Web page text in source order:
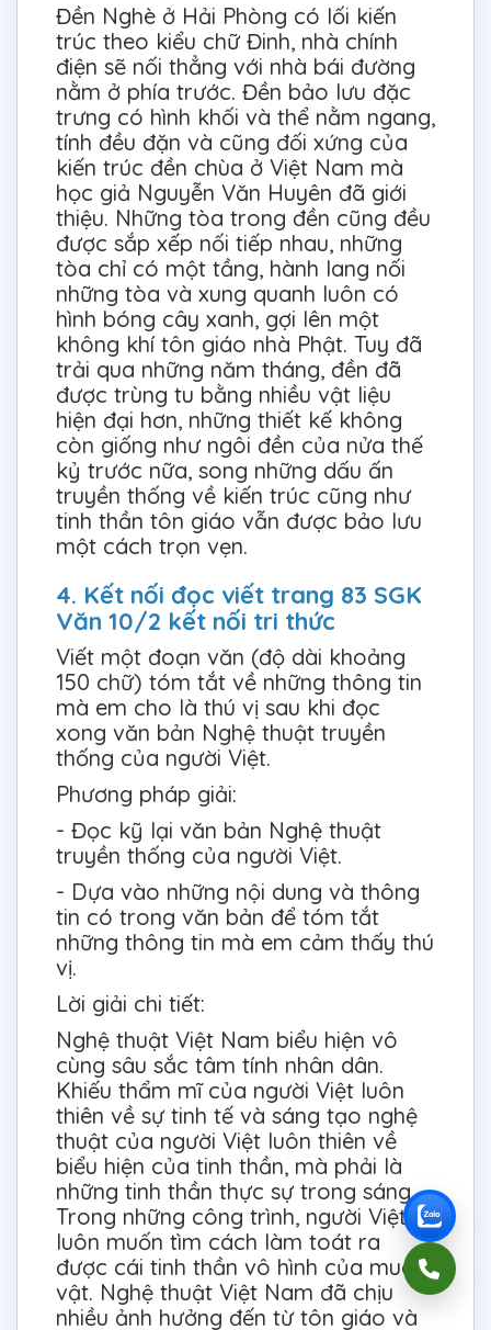
Đền Nghè ở Hải Phòng có lối kiến
trúc theo kiểu chữ Đinh, nhà chính
điện sẽ nối thẳng với nhà bái đường
nằm ở phía trước. Đền bảo lưu đặc
trưng có hình khối và thể nằm ngang,
tính đều đặn và cũng đối xứng của
kiến trúc đền chùa ở Việt Nam mà
học giả Nguyễn Văn Huyên đã giới
thiệu. Những tòa trong đền cũng đều
được sắp xếp nối tiếp nhau, những
tòa chỉ có một tầng, hành lang nối
những tòa và xung quanh luôn có
hình bóng cây xanh, gợi lên một
không khí tôn giáo nhà Phật. Tuy đã
trải qua những năm tháng, đền đã
được trùng tu bằng nhiều vật liệu
hiện đại hơn, những thiết kế không
còn giống như ngôi đền của nửa thế
kỷ trước nữa, song những dấu ấn
truyền thống về kiến trúc cũng như
tinh thần tôn giáo vẫn được bảo lưu
một cách trọn vẹn.
4. Kết nối đọc viết trang 83 SGK
Văn 10/2 kết nối tri thức
Viết một đoạn văn (độ dài khoảng
150 chữ) tóm tắt về những thông tin
mà em cho là thú vị sau khi đọc
xong văn bản Nghệ thuật truyền
thống của người Việt.
Phương pháp giải:
- Đọc kỹ lại văn bản Nghệ thuật
truyền thống của người Việt.
- Dựa vào những nội dung và thông
tin có trong văn bản để tóm tắt
những thông tin mà em cảm thấy thú
vị.
Lời giải chi tiết:
Nghệ thuật Việt Nam biểu hiện vô
cùng sâu sắc tâm tính nhân dân.
Khiếu thẩm mĩ của người Việt luôn
thiên về sự tinh tế và sáng tạo nghệ
thuật của người Việt luôn thiên về
biểu hiện của tinh thần, mà phải là
những tinh thần thực sự trong sáng.
Trong những công trình, người Việt
luôn muốn tìm cách làm toát ra
được cái tinh thần vô hình của muôn
vật. Nghệ thuật Việt Nam đã chịu
nhiều ảnh hưởng đến từ tôn giáo và